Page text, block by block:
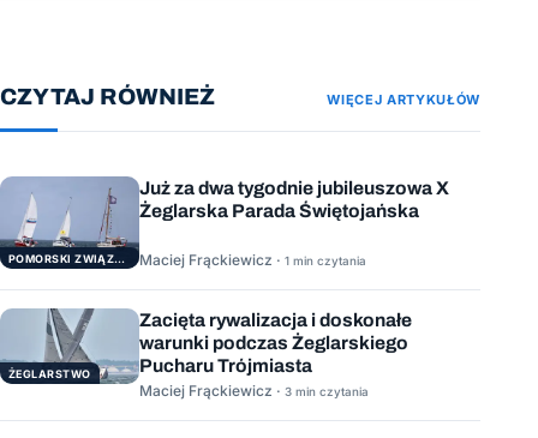
CZYTAJ RÓWNIEŻ WIĘCEJ ARTYKUŁÓW
POMORSKI ZWIĄZEK ŻEGLARSKI
Już za dwa tygodnie jubileuszowa X
Żeglarska Parada Świętojańska
Maciej Frąckiewicz · 1 min czytania
ŻEGLARSTWO
Zacięta rywalizacja i doskonałe
warunki podczas Żeglarskiego
Pucharu Trójmiasta
Maciej Frąckiewicz · 3 min czytania